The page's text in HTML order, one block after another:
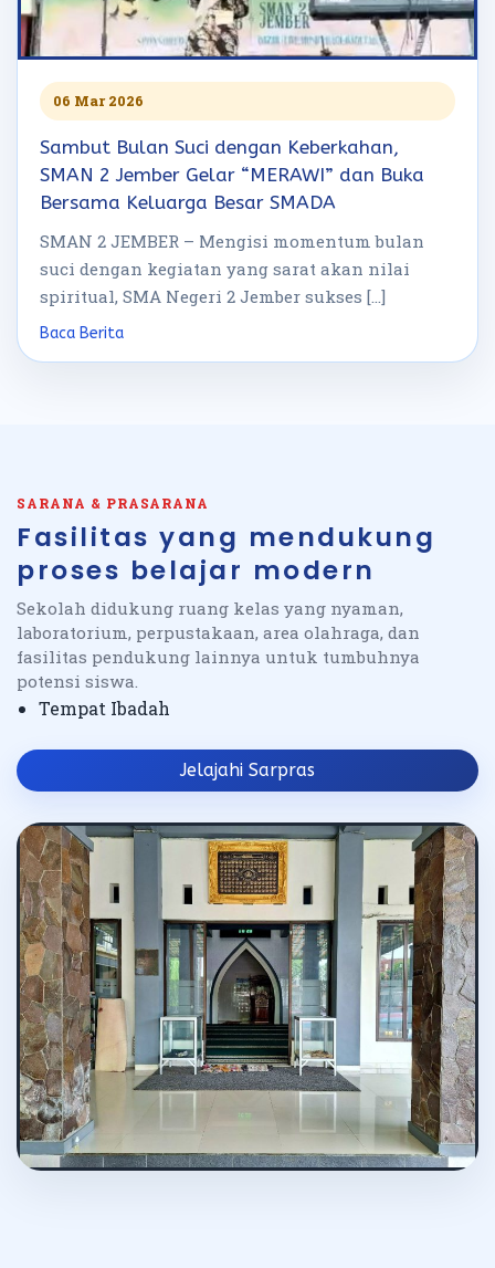
06 Mar 2026
Sambut Bulan Suci dengan Keberkahan,
SMAN 2 Jember Gelar “MERAWI” dan Buka
Bersama Keluarga Besar SMADA
SMAN 2 JEMBER – Mengisi momentum bulan
suci dengan kegiatan yang sarat akan nilai
spiritual, SMA Negeri 2 Jember sukses […]
Baca Berita
SARANA & PRASARANA
Fasilitas yang mendukung
proses belajar modern
Sekolah didukung ruang kelas yang nyaman,
laboratorium, perpustakaan, area olahraga, dan
fasilitas pendukung lainnya untuk tumbuhnya
potensi siswa.
Tempat Ibadah
Jelajahi Sarpras